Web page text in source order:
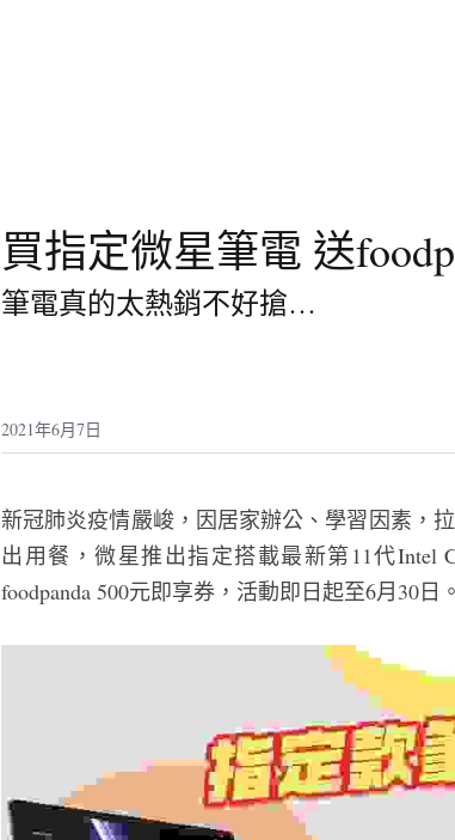
買指定微星筆電 送
筆電真的太熱銷不好搶…
2021年6月7日
新冠肺炎疫情嚴峻，因居家辦公、學習因素，
出用餐，微星推出指定搭載最新第11代Intel
foodpanda 500元即享券，活動即日起至6月30日。